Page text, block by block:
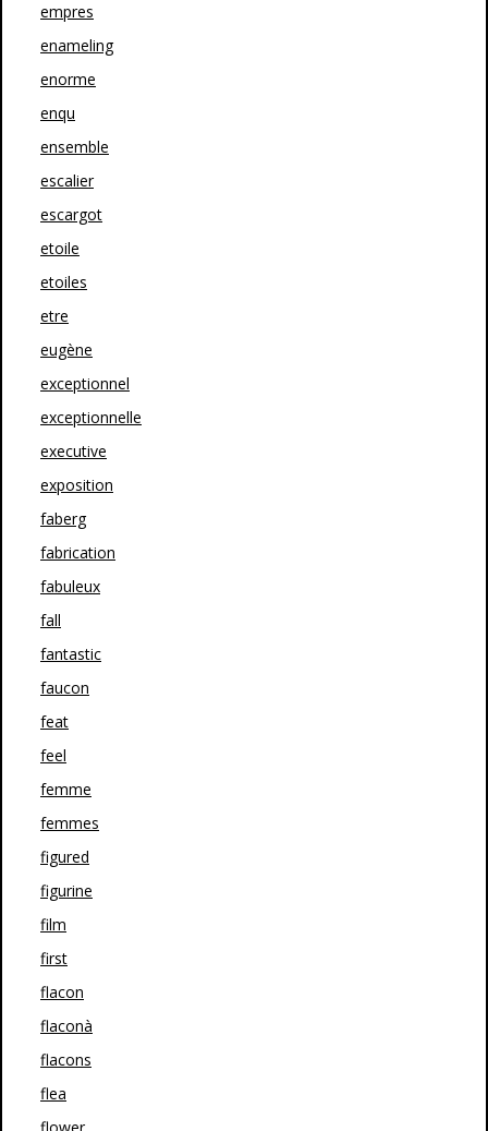
empres
enameling
enorme
enqu
ensemble
escalier
escargot
etoile
etoiles
etre
eugène
exceptionnel
exceptionnelle
executive
exposition
faberg
fabrication
fabuleux
fall
fantastic
faucon
feat
feel
femme
femmes
figured
figurine
film
first
flacon
flaconà
flacons
flea